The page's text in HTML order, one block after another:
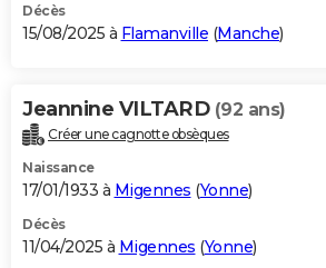
Décès
15/08/2025 à Flamanville (Manche)
Jeannine VILTARD (92 ans)
Créer une cagnotte obsèques
Naissance
17/01/1933 à Migennes (Yonne)
Décès
11/04/2025 à Migennes (Yonne)